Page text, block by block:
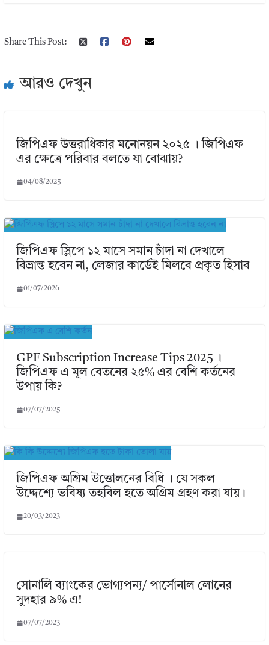
Share This Post:
আরও দেখুন
জিপিএফ উত্তরাধিকার মনোনয়ন ২০২৫ । জিপিএফ
এর ক্ষেত্রে পরিবার বলতে যা বোঝায়?
04/08/2025
জিপিএফ স্লিপে ১২ মাসে সমান চাঁদা না দেখালে
বিভ্রান্ত হবেন না, লেজার কার্ডেই মিলবে প্রকৃত হিসাব
01/07/2026
GPF Subscription Increase Tips 2025 ।
জিপিএফ এ মূল বেতনের ২৫% এর বেশি কর্তনের
উপায় কি?
07/07/2025
জিপিএফ অগ্রিম উত্তোলনের বিধি । যে সকল
উদ্দেশ্যে ভবিষ্য তহবিল হতে অগ্রিম গ্রহণ করা যায়।
20/03/2023
সোনালি ব্যাংকের ভোগ্যপন্য/ পার্সোনাল লোনের
সুদহার ৯% এ!
07/07/2023